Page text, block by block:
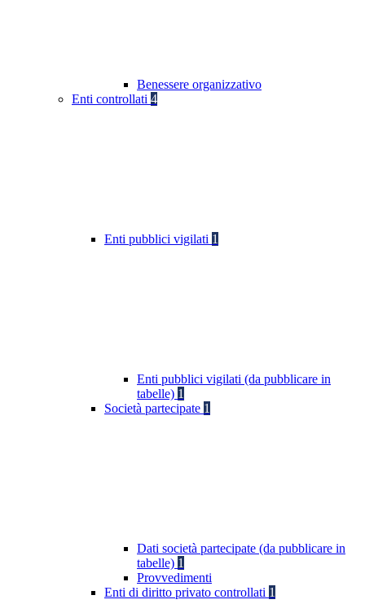
Benessere organizzativo
Enti controllati 4
Enti pubblici vigilati 1
Enti pubblici vigilati (da pubblicare in
tabelle) 1
Società partecipate 1
Dati società partecipate (da pubblicare in
tabelle) 1
Provvedimenti
Enti di diritto privato controllati 1